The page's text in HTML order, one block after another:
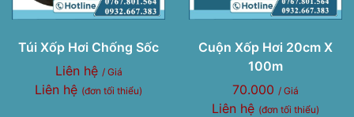
Túi Xốp Hơi Chống Sốc
Liên hệ / Giá
Liên hệ (đơn tối thiểu)
Cuộn Xốp Hơi 20cm X
100m
70.000 / Giá
Liên hệ (đơn tối thiểu)